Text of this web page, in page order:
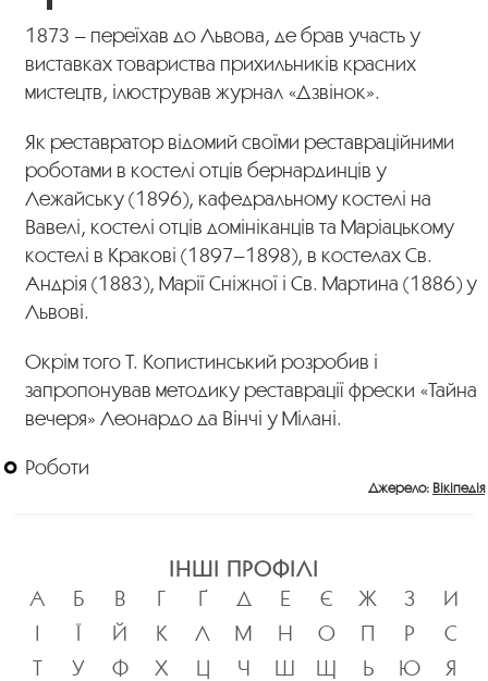
1873 – переїхав до Львова, де брав участь у
виставках товариства прихильників красних
мистецтв, ілюстрував журнал «Дзвінок».
Як реставратор відомий своїми реставраційними
роботами в костелі отців бернардинців у
Лежайську (1896), кафедральному костелі на
Вавелі, костелі отців домініканців та Маріацькому
костелі в Кракові (1897–1898), в костелах Св.
Андрія (1883), Марії Сніжної і Св. Мартина (1886) у
Львові.
Окрім того Т. Копистинський розробив і
запропонував методику реставрації фрески «Тайна
вечеря» Леонардо да Вінчі у Мілані.
Роботи
Джерело: Вікіпедія
ІНШІ ПРОФІЛІ
А
Б В Г Ґ Д Е Є Ж З
И
І
Ї Й К Л М Н О П Р
С
Т
У Ф Х Ц Ч Ш Щ Ь Ю Я